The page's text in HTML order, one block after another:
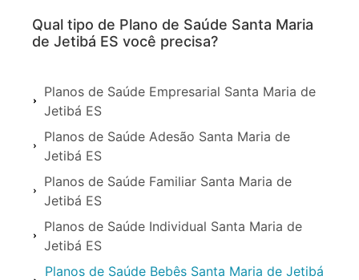
Qual tipo de Plano de Saúde Santa Maria
de Jetibá ES você precisa?
Planos de Saúde Empresarial Santa Maria de
Jetibá ES
Planos de Saúde Adesão Santa Maria de
Jetibá ES
Planos de Saúde Familiar Santa Maria de
Jetibá ES
Planos de Saúde Individual Santa Maria de
Jetibá ES
Planos de Saúde Bebês Santa Maria de Jetibá